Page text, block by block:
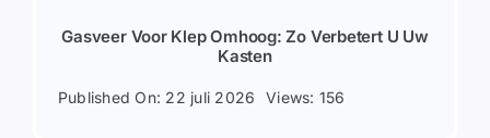
Gasveer Voor Klep Omhoog: Zo Verbetert U Uw
Kasten
Published On: 22 juli 2026 Views: 156